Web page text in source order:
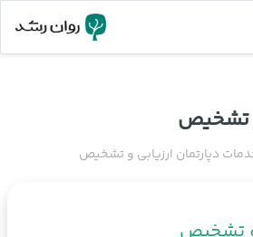
و تشخیص
دپارتمان ارزیابی و تشخیص